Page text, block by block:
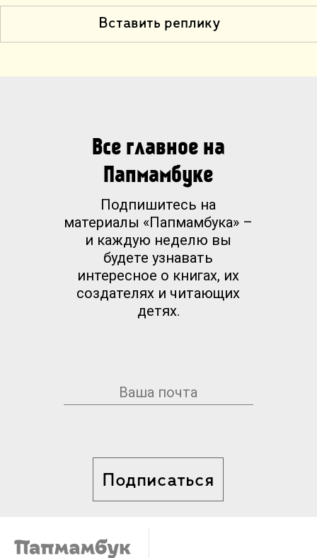
Вставить реплику
Все главное на
Папмамбуке
Подпишитесь на
материалы «Папмамбука» –
и каждую неделю вы
будете узнавать
интересное о книгах, их
создателях и читающих
детях.
Подписаться